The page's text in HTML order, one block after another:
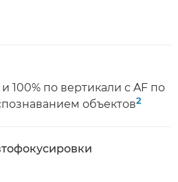
100% по вертикали с AF по
объектов2